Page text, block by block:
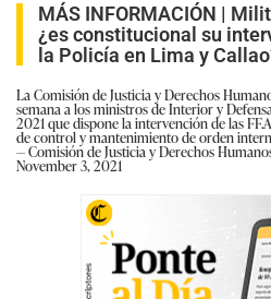
MÁS INFORMACIÓN |
¿es constitucional su
la Policía en Lima y
La Comisión de Justicia y Derechos
semana a los ministros de Interior y
2021 que dispone la intervención de las
de control y mantenimiento de orden
— Comisión de Justicia y Derechos
November 3, 2021